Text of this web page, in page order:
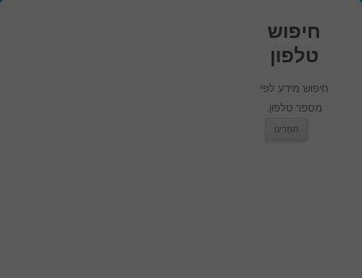
חיפוש
טלפון
חיפוש מידע לפי
מספר טלפון.
תפריט